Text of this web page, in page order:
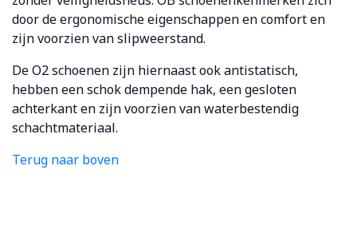
door de ergonomische eigenschappen en comfort en
zijn voorzien van slipweerstand.
De O2 schoenen zijn hiernaast ook antistatisch,
hebben een schok dempende hak, een gesloten
achterkant en zijn voorzien van waterbestendig
schachtmateriaal.
Terug naar boven